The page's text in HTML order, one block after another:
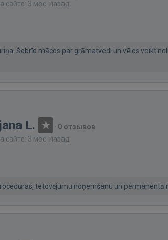
сайте: 3 мес. назад
Šobrīd mācos par grāmatvedi un vēlos veikt
L. · 0 отзывов
сайте: 3 мес. назад
tetovējumu noņemšanu un permanentā